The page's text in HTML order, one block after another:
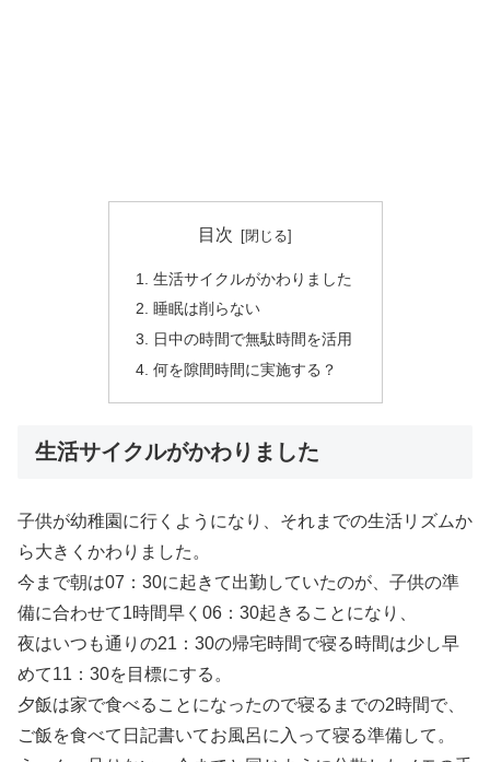
目次
生活サイクルがかわりました
睡眠は削らない
日中の時間で無駄時間を活用
何を隙間時間に実施する？
生活サイクルがかわりました
子供が幼稚園に行くようになり、それまでの生活リズムか
ら大きくかわりました。
今まで朝は07：30に起きて出勤していたのが、子供の準
備に合わせて1時間早く06：30起きることになり、
夜はいつも通りの21：30の帰宅時間で寝る時間は少し早
めて11：30を目標にする。
夕飯は家で食べることになったので寝るまでの2時間で、
ご飯を食べて日記書いてお風呂に入って寝る準備して。